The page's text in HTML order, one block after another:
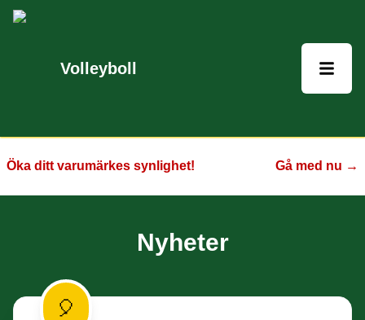
Volleyboll
Öka ditt varumärkes synlighet! Gå med nu →
Nyheter
🎈